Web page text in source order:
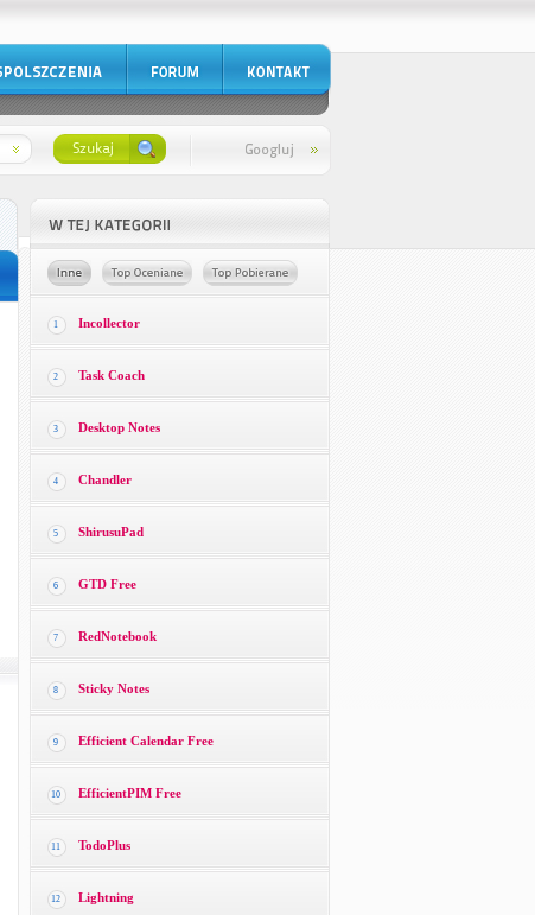
1 Incollector
2 Task Coach
3 Desktop Notes
4 Chandler
5 ShirusuPad
6 GTD Free
7 RedNotebook
8 Sticky Notes
9 Efficient Calendar Free
10 EfficientPIM Free
11 TodoPlus
12 Lightning